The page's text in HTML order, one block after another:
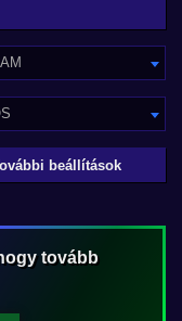
beállítások
tovább